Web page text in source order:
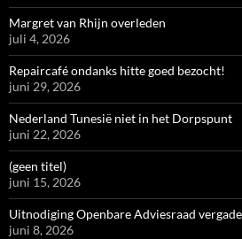
Margret van Rhijn overleden
juli 4, 2026
Repaircafé ondanks hitte goed bezocht!
juni 29, 2026
Nederland Tunesië niet in het Dorpspunt
juni 22, 2026
(geen titel)
juni 15, 2026
Uitnodiging Openbare Adviesraad
juni 8, 2026